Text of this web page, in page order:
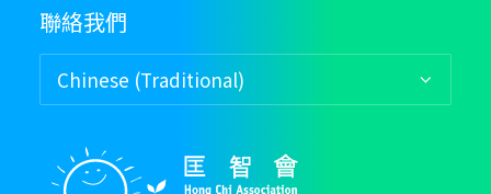
聯絡我們